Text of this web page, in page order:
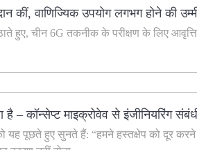
कीं, वाणिज्यिक उपयोग लगभग होने की
हुए, चीन 6G तकनीक के परीक्षण के लिए
– कॉन्सेप्ट माइक्रोवेव से इंजीनियरिंग
यह पूछते हुए सुनते हैं: “हमने हस्तक्षेप को दूर